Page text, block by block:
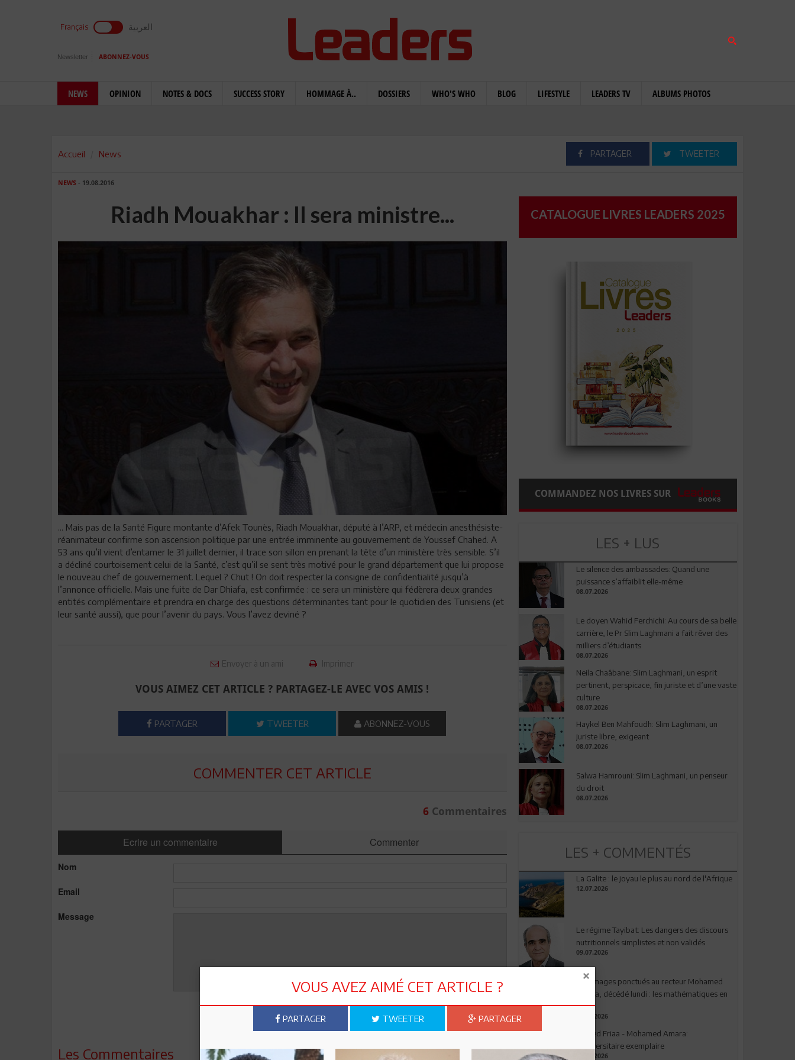
Français العربية
Newsletter ABONNEZ-VOUS
NEWS OPINION NOTES & DOCS SUCCESS STORY HOMMAGE À.. DOSSIERS WHO'S WHO BLOG LIFESTYLE LEADERS TV ALBUMS PHOTOS
Accueil News PARTAGER TWEETER
NEWS - 19.08.2016
Riadh Mouakhar : Il sera ministre...
... Mais pas de la Santé Figure montante d’Afek Tounès, Riadh Mouakhar, député à l’ARP, et médecin anesthésiste-
réanimateur confirme son ascension politique par une entrée imminente au gouvernement de Youssef Chahed. A
53 ans qu’il vient d’entamer le 31 juillet dernier, il trace son sillon en prenant la tête d’un ministère très sensible. S’il
a décliné courtoisement celui de la Santé, c’est qu’il se sent très motivé pour le grand département que lui propose
le nouveau chef de gouvernement. Lequel ? Chut ! On doit respecter la consigne de confidentialité jusqu’à
l’annonce officielle. Mais une fuite de Dar Dhiafa, est confirmée : ce sera un ministère qui fédèrera deux grandes
entités complémentaire et prendra en charge des questions déterminantes tant pour le quotidien des Tunisiens (et
leur santé aussi), que pour l’avenir du pays. Vous l’avez deviné ?
Envoyer à un ami Imprimer
VOUS AIMEZ CET ARTICLE ? PARTAGEZ-LE AVEC VOS AMIS !
PARTAGER TWEETER ABONNEZ-VOUS
COMMENTER CET ARTICLE
6 Commentaires
Ecrire un commentaire Commenter
Nom
Email
Message
Envoyer
Les Commentaires
CATALOGUE LIVRES LEADERS 2025
COMMANDEZ NOS LIVRES SUR
LES + LUS
Le silence des ambassades: Quand une
puissance s’affaiblit elle-même
08.07.2026
Le doyen Wahid Ferchichi: Au cours de sa belle
carrière, le Pr Slim Laghmani a fait rêver des
milliers d’étudiants
08.07.2026
Neila Chaâbane: Slim Laghmani, un esprit
pertinent, perspicace, fin juriste et d’une vaste
culture
08.07.2026
Haykel Ben Mahfoudh: Slim Laghmani, un
juriste libre, exigeant
08.07.2026
Salwa Hamrouni: Slim Laghmani, un penseur
du droit
08.07.2026
LES + COMMENTÉS
La Galite : le joyau le plus au nord de l'Afrique
12.07.2026
Le régime Tayibat: Les dangers des discours
nutritionnels simplistes et non validés
09.07.2026
Hommages ponctués au recteur Mohamed
Amara, décédé lundi : les mathématiques en
deuil
03.08.2026
Ahmed Friaa - Mohamed Amara:
l’Universitaire exemplaire
04.08.2026
VOUS AVEZ AIMÉ CET ARTICLE ?
PARTAGER TWEETER PARTAGER